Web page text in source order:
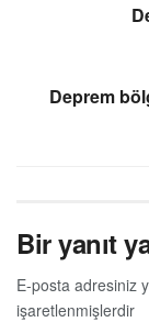
Deprem
Bir yanıt
E-posta adresiniz
işaretlenmişlerdir